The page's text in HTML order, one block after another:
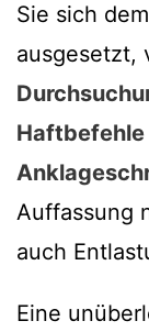
Sie sich
ausgesetzt,
Haftbefehle
Auffassung
auch
Eine